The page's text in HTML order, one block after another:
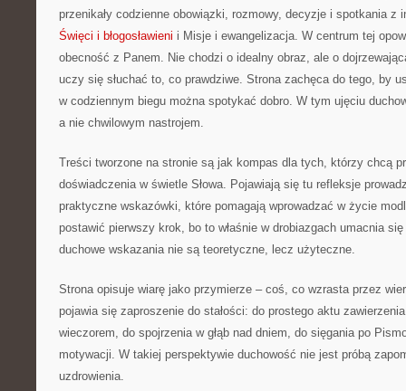
przenikały codzienne obowiązki, rozmowy, decyzje i spotkania z
Święci i błogosławieni i Misje i ewangelizacja. W centrum tej
obecność z Panem. Nie chodzi o idealny obraz, ale o
uczy się słuchać to, co prawdziwe. Strona zachęca do tego, by
w codziennym biegu można spotykać dobro. W tym ujęciu
a nie chwilowym nastrojem.
Treści tworzone na stronie są jak kompas dla tych, którzy chcą
doświadczenia w świetle Słowa. Pojawiają się tu refleksje
praktyczne wskazówki, które pomagają wprowadzać w życie
postawić pierwszy krok, bo to właśnie w drobiazgach umacnia
duchowe wskazania nie są teoretyczne, lecz użyteczne.
Strona opisuje wiarę jako przymierze – coś, co wzrasta przez
pojawia się zaproszenie do stałości: do prostego aktu
wieczorem, do spojrzenia w głąb nad dniem, do sięgania po
motywacji. W takiej perspektywie duchowość nie jest próbą
uzdrowienia.